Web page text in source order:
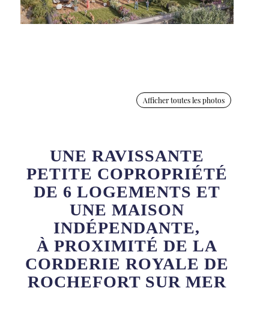
Afficher toutes les photos
UNE RAVISSANTE
PETITE COPROPRIÉTÉ
DE 6 LOGEMENTS ET
UNE MAISON
INDÉPENDANTE,
À PROXIMITÉ DE LA
CORDERIE ROYALE DE
ROCHEFORT SUR MER